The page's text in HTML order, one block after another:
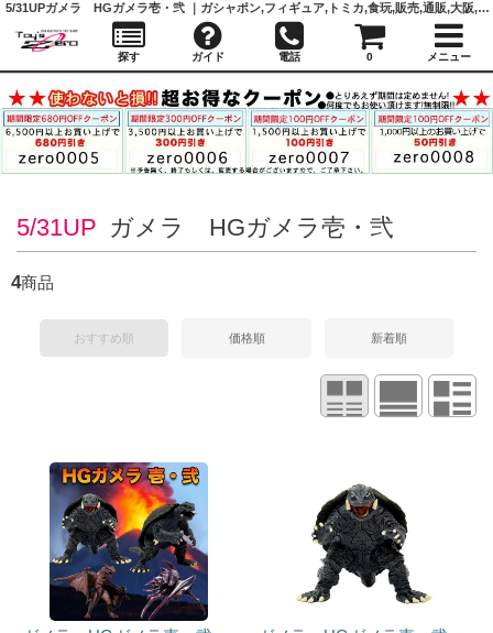
5/31UP ガメラ HGガメラ壱・弐
4商品
おすすめ順 価格順 新着順
5/31UPガメラ HGガメラ壱・弐 ｜ガシャポン,フィギュア,トミカ,食玩,販売,通販,大阪,日本橋, 『Toy's Zero』 トイズゼロ
探す ガイド 電話 0 メニュー